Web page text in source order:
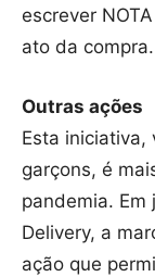
escrever
ato da compra.
Outras ações
Esta iniciativa,
garçons, é
pandemia. Em
Delivery, a
ação que